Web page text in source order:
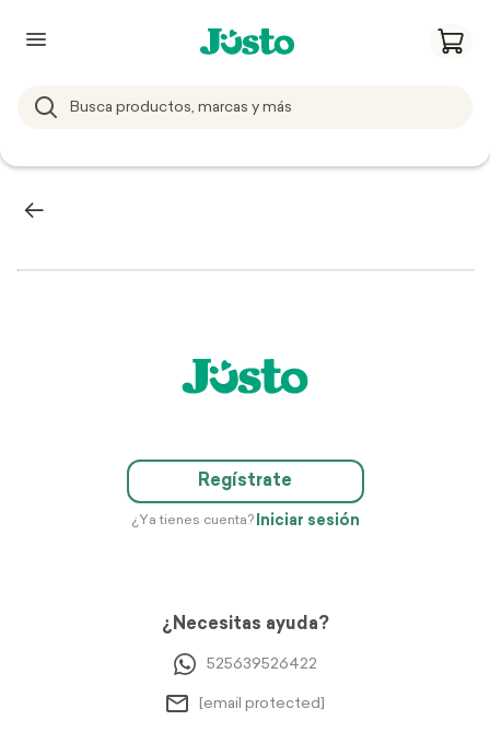
Regístrate
¿Ya tienes cuenta? Iniciar sesión
¿Necesitas ayuda?
525639526422
[email protected]